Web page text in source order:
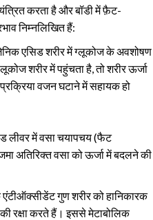
करता है और बॉडी में फ़ैट-
निम्नलिखित हैं:
एसिड शरीर में ग्लूकोज के अवशोषण
शरीर में पहुंचता है, तो शरीर ऊर्जा
वजन घटाने में सहायक हो
लीवर में वसा चयापचय (फैट
अतिरिक्त वसा को ऊर्जा में बदलने की
गुण शरीर को हानिकारक
रक्षा करते हैं। इससे मेटाबोलिक